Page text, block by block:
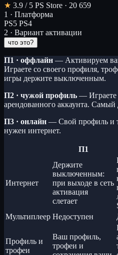
★ 3.9 / 5 PS Store · 20 659
1 · Платформа
PS5 PS4
2 · Вариант активации
что это?
П1 · оффлайн — Активируем
Играете со своего профиля,
игры держите выключенным.
П2 · чужой профиль — Играете
арендованного аккаунта.
П3 · онлайн — Свой профиль и
нужен интернет.
П1
Интернет
Держите
выключенным:
при выходе в сеть
активация
слетает
Мультиплеер Недоступен
Профиль и
трофеи
Ваш профиль,
трофеи и